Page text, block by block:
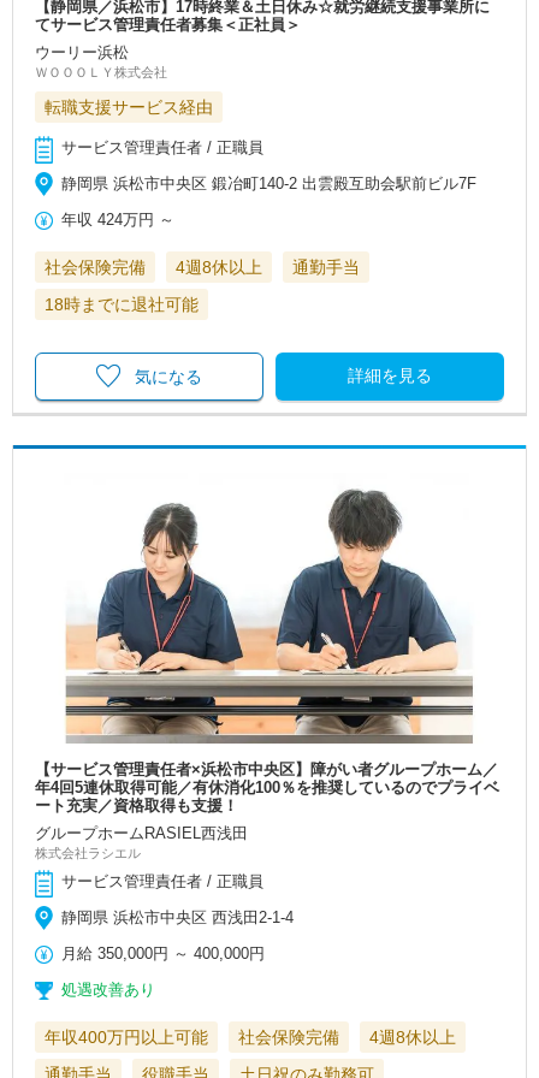
【静岡県／浜松市】17時終業＆土日休み☆就労継続支援事業所に
てサービス管理責任者募集＜正社員＞
ウーリー浜松
ＷＯＯＯＬＹ株式会社
転職支援サービス経由
サービス管理責任者 / 正職員
静岡県 浜松市中央区 鍛冶町140-2 出雲殿互助会駅前ビル7F
年収 424万円 ～
社会保険完備 4週8休以上
通勤手当
18時までに退社可能
詳細を見る
気になる
【サービス管理責任者×浜松市中央区】障がい者グループホーム／
年4回5連休取得可能／有休消化100％を推奨しているのでプライベ
ート充実／資格取得も支援！
グループホームRASIEL西浅田
株式会社ラシエル
サービス管理責任者 / 正職員
静岡県 浜松市中央区 西浅田2-1-4
月給 350,000円 ～400,000円
処遇改善あり
年収400万円以上可能 社会保険完備
4週8休以上